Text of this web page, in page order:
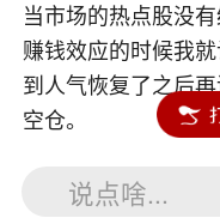
当市场的热点股没
赚钱效应的时候我
到人气恢复了之后
空仓。
内容如涉及个股仅供参考
说点啥...